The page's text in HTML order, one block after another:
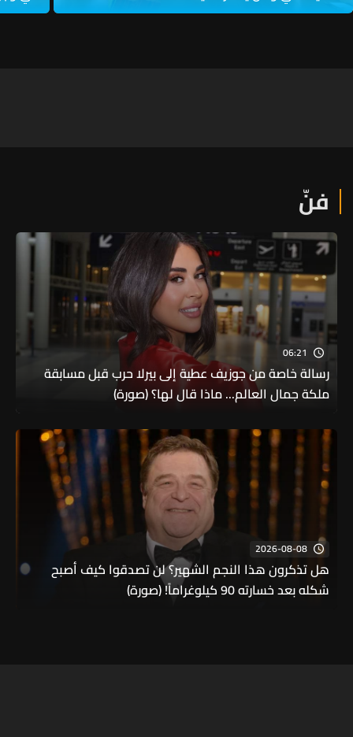
فنّ
06:21
رسالة خاصة من جوزيف عطية إلى بيرلا حرب قبل مسابقة
ملكة جمال العالم... ماذا قال لها؟ (صورة)
2026-08-08
هل تذكرون هذا النجم الشهير؟ لن تصدقوا كيف أصبح
شكله بعد خسارته 90 كيلوغراماً! (صورة)